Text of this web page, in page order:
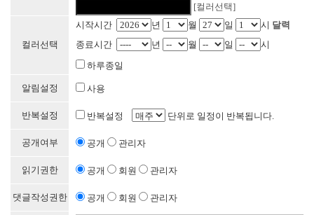
[컬러선택]
컬러선택
시작시간 년 월 일 시 달력
종료시간
년 월 일
시
하루종일
알림설정 사용
반복설정 반복설정 단위로 일정이 반복됩니다.
공개여부 공개 관리자
읽기권한 공개 회원 관리자
댓글작성권한 공개 회원 관리자